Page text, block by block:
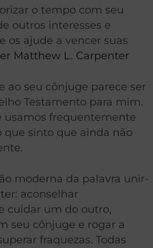
o tempo com seu
outros interesses e
os ajude a vencer suas
Matthew L. Carpenter
ao seu cônjuge parece ser
Testamento para mim.
usamos frequentemente
que sinto que ainda não
moderna da palavra unir-
aconselhar
cuidar um do outro,
seu cônjuge e rogar a
fraquezas. Todas